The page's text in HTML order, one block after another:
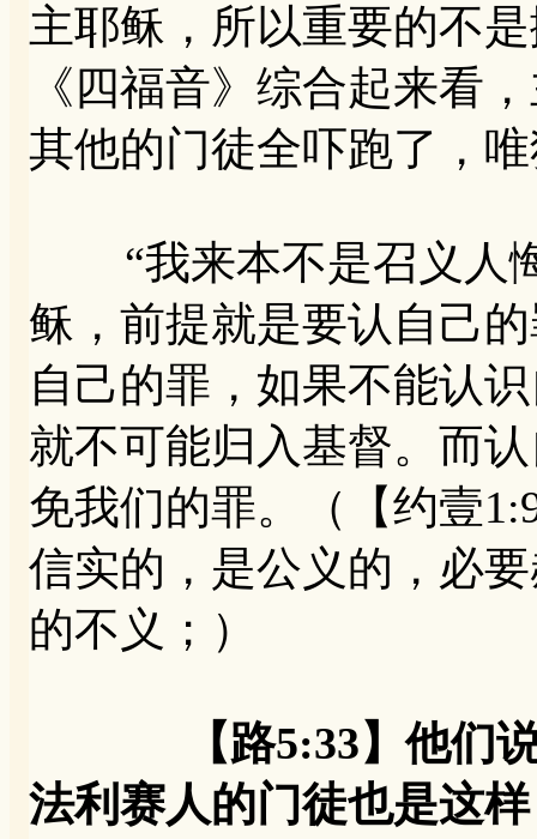
主耶稣，所以重要的不
《四福音》综合起来看
其他的门徒全吓跑了，
“我来本不是召义人悔
稣，前提就是要认自己
自己的罪，如果不能认
就不可能归入基督。而
免我们的罪。（【约壹
信实的，是公义的，必
的不义；）
【路5:33】他们
法利赛人的门徒也是这